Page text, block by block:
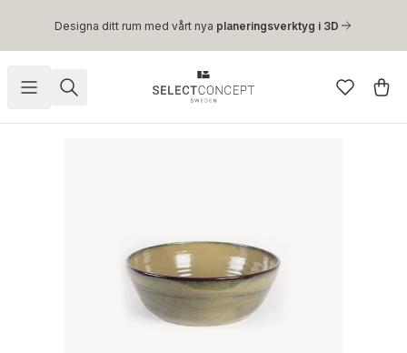
Hoppa till huvudinnehåll
Designa ditt rum med vårt nya planeringsverktyg i 3D